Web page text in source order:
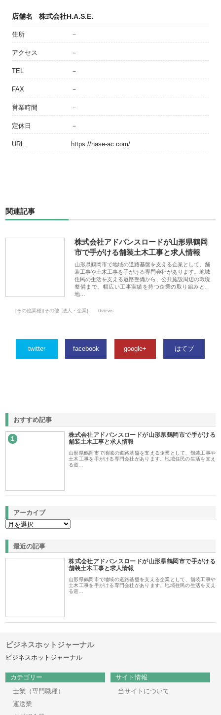
店舗名 株式会社H.A.S.E.
住所 －
アクセス －
TEL －
FAX －
営業時間 －
定休日 －
URL https://hase-ac.com/
関連記事
株式会社アドバンスロードが山形県鶴岡
市で手がける舗装土木工事と求人情報
山形県鶴岡市で地域の道路基盤を支える企業として、舗
装工事や土木工事を手がける専門会社があります。地域
住民の生活を支える道路整備から、公共施設周辺の環境
整備まで、幅広い工事実績を持つ企業の取り組みと、
地…
[その他業種][その他_法人・企業] 0views
twitter facebook google+ はてブ
おすすめ記事
1
株式会社アドバンスロードが山形県鶴岡市で手がける
舗装土木工事と求人情報
山形県鶴岡市で地域の道路基盤を支える企業として、舗装工事や
土木工事を手がける専門会社があります。地域住民の生活を支え
る道…
アーカイブ
最近の記事
株式会社アドバンスロードが山形県鶴岡市で手がける
舗装土木工事と求人情報
山形県鶴岡市で地域の道路基盤を支える企業として、舗装工事や
土木工事を手がける専門会社があります。地域住民の生活を支え
る道…
ビジネスホットジャーナル
ビジネスホットジャーナル
カテゴリー
士業（専門職種）
運送業
サイト情報
当サイトについて